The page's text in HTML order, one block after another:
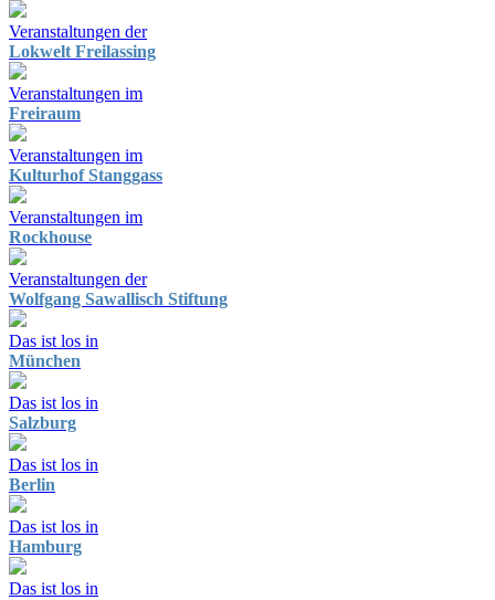
Veranstaltungen der
Lokwelt Freilassing
Veranstaltungen im
Freiraum
Veranstaltungen im
Kulturhof Stanggass
Veranstaltungen im
Rockhouse
Veranstaltungen der
Wolfgang Sawallisch Stiftung
Das ist los in
München
Das ist los in
Salzburg
Das ist los in
Berlin
Das ist los in
Hamburg
Das ist los in